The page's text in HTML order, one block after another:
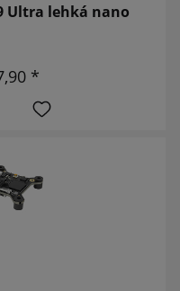
Ultra lehká nano
*